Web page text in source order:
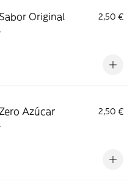
Original
2,50 €
Azúcar
2,50 €